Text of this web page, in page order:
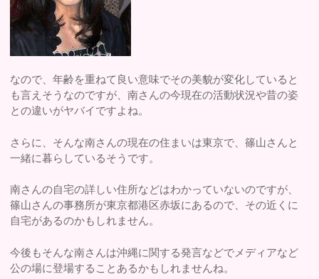
なので、年齢を重ねて良い意味でその美貌が変化していると
も言えそうなのですが、南さんの今現在の活動状況や昔の姿
との違いがヤバイですよね。
さらに、そんな南さんの現在の住まいは東京で、篠山さんと
一緒に暮らしているそうです。
南さんの自宅の詳しい住所などはわかっていないのですが、
篠山さんの事務所が東京都港区赤坂にあるので、その近くに
自宅があるのかもしれません。
今後もそんな南さんは沖縄に関する発言などでメディアなど
公の場に登場することあるかもしれませんね。